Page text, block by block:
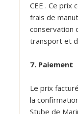
CEE . Ce prix
frais de
conservation
transport et
7. Paiement
Le prix
la
Stube de